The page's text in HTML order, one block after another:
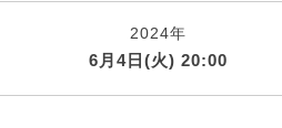
2024年
6月4日(火) 20:00